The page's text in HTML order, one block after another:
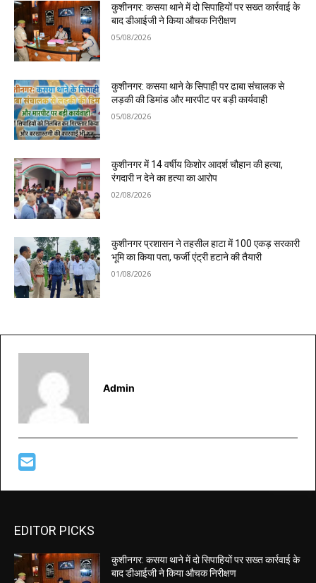
कुशीनगर: कसया थाने में दो सिपाहियों पर सख्त कार्रवाई के
बाद डीआईजी ने किया औचक निरीक्षण
05/08/2026
कुशीनगर: कसया थाने के सिपाही पर ढाबा संचालक से
लड़की की डिमांड और मारपीट पर बड़ी कार्यवाही
05/08/2026
कुशीनगर में 14 वर्षीय किशोर आदर्श चौहान की हत्या,
रंगदारी न देने का हत्या का आरोप
02/08/2026
कुशीनगर प्रशासन ने तहसील हाटा में 100 एकड़ सरकारी
भूमि का किया पता, फर्जी एंट्री हटाने की तैयारी
01/08/2026
Admin
EDITOR PICKS
कुशीनगर: कसया थाने में दो सिपाहियों पर सख्त कार्रवाई के
बाद डीआईजी ने किया औचक निरीक्षण